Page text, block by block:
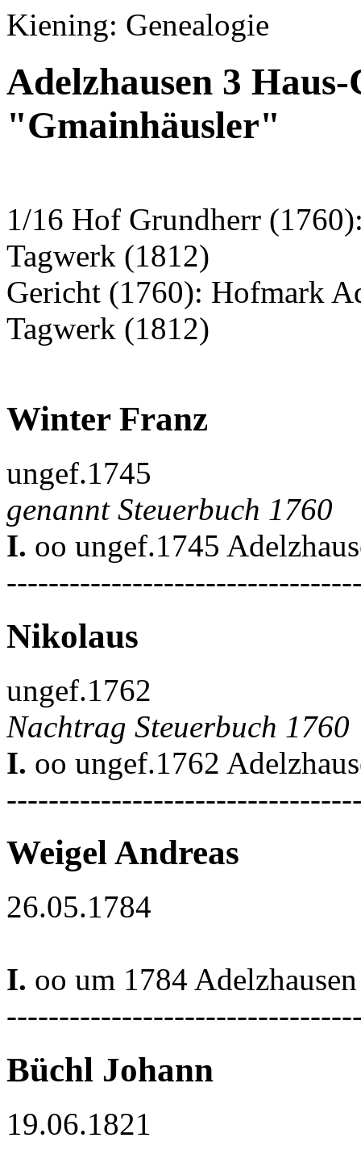
Kiening: Genealogie
Adelzhausen 3
"Gmainhäusler"
1/16 Hof Grundherr
Tagwerk (1812)
Gericht (1760): Hofmark
Tagwerk (1812)
Winter Franz
ungef.1745
genannt Steuerbuch 1760
I. oo ungef.1745
Nikolaus
ungef.1762
Nachtrag Steuerbuch 1760
I. oo ungef.1762
Weigel Andreas
26.05.1784
I. oo um 1784 Adelzhausen
Büchl Johann
19.06.1821